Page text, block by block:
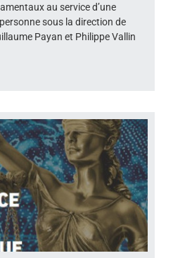
au service d’une
sous la direction de
Payan et Philippe Vallin